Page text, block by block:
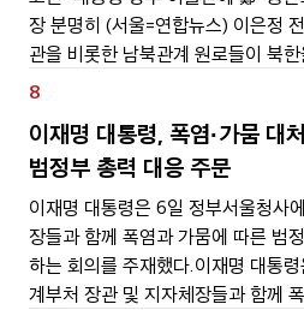
장 분명히 (서울=연합뉴스) 이은정
관을 비롯한 남북관계 원로들이 북
의인민공화국'(조선)으로 부르는 문
8
이재명 대통령, 폭염·가뭄 대
범정부 총력 대응 주문
이재명 대통령은 6일 정부서울청사
장들과 함께 폭염과 가뭄에 따른 범
하는 회의를 주재했다.이재명 대통
계부처 장관 및 지자체장들과 함께